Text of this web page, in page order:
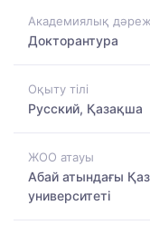
Академиялық
Докторантура
Оқыту тілі
Русский, Қазақша
ЖОО атауы
Абай атындағы
университеті